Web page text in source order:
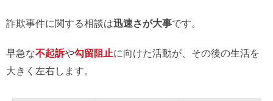
詐欺事件に関する相談は迅速さが大事です。
早急な不起訴や勾留阻止に向けた活動が、その後の生活を
大きく左右します。